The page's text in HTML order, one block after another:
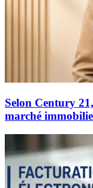
Selon Century
marché